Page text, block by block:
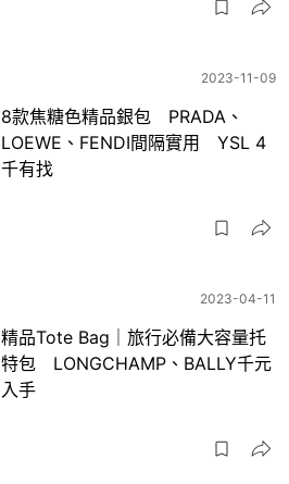
2023-11-09
8款焦糖色精品銀包 PRADA、
LOEWE、FENDI間隔實用 YSL 4
千有找
2023-04-11
精品Tote Bag｜旅行必備大容量托
特包 LONGCHAMP、BALLY千元
入手